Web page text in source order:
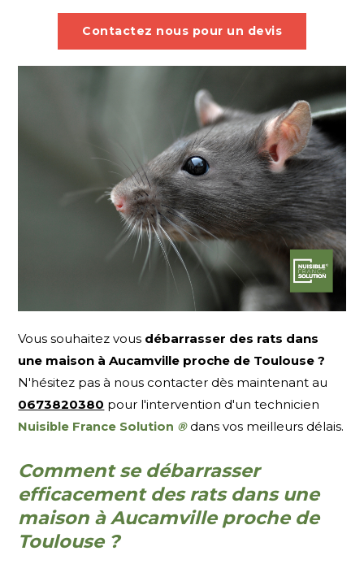
Contactez nous pour un devis
Vous souhaitez vous débarrasser des rats dans
une maison à Aucamville proche de Toulouse ?
N'hésitez pas à nous contacter dès maintenant au
0673820380 pour l'intervention d'un technicien
Nuisible France Solution ®dans vos meilleurs délais.
Comment se débarrasser
efficacement des rats dans une
maison à Aucamville proche de
Toulouse ?